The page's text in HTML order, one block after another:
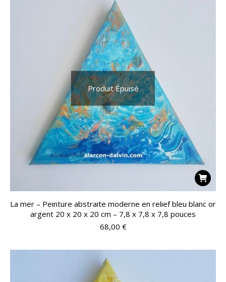
Produit Épuisé
La mer – Peinture abstraite moderne en relief bleu blanc or
argent 20 x 20 x 20 cm – 7,8 x 7,8 x 7,8 pouces
68,00 €